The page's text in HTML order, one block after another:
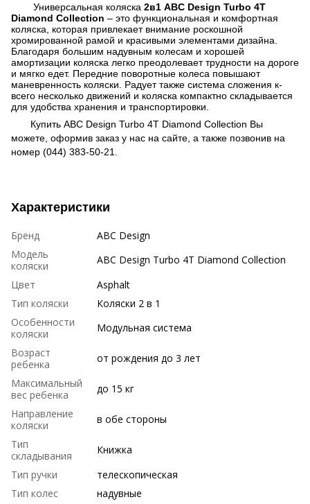
Универсальная коляска 2в1 ABC Design Turbo 4T
Diamond Collection – это функциональная и комфортная
коляска, которая привлекает внимание роскошной
хромированной рамой и красивыми элементами дизайна.
Благодаря большим надувным колесам и хорошей
амортизации коляска легко преодолевает трудности на дороге
и мягко едет. Передние поворотные колеса повышают
маневренность коляски. Радует также система сложения к-
всего несколько движений и коляска компактно складывается
для удобства хранения и транспортировки.
Купить ABC Design Turbo 4T Diamond Collection Вы
можете, оформив заказ у нас на сайте, а также позвонив на
номер (044) 383-50-21.
Характеристики
Бренд
ABC Design
Модель
коляски
ABC Design Turbo 4T Diamond Collection
Цвет
Asphalt
Тип коляски
Коляски 2 в 1
Особенности
коляски
Модульная система
Возраст
ребенка
от рождения до 3 лет
Максимальный
вес ребенка
до 15 кг
Направление
коляски
в обе стороны
Тип
складывания
Книжка
Тип ручки
телескопическая
Тип колес
надувные